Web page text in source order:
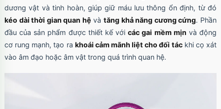
dương vật và tinh hoàn, giúp giữ máu lưu thông ổn định, từ đó
kéo dài thời gian quan hệ vàtăng khả năng cương cứng. Phần
đầu của sản phẩm được thiết kế vớicác gai mềm mịn và động
cơ rung mạnh, tạo ra khoái cảm mãnh liệt cho đối táckhi cọ xát
vào âm đạo hoặc âm vật trong quá trình quan hệ.